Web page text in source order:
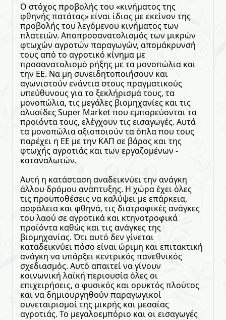
Ο στόχος προβολής του «κινήματος της
φθηνής πατάτας» είναι ίδιος με εκείνον της
προβολής του λεγόμενου κινήματος των
πλατειών. Αποπροσανατολισμός των μικρών
φτωχών αγροτών παραγωγών, απομάκρυνσή
τους από το αγροτικό κίνημα με
προσανατολισμό ρήξης με τα μονοπώλια και
την ΕΕ. Να μη συνειδητοποιήσουν και
αγωνιστούν ενάντια στους πραγματικούς
υπεύθυνους για το ξεκλήρισμά τους, τα
μονοπώλια, τις μεγάλες βιομηχανίες και τις
αλυσίδες Super Market που εμπορεύονται τα
προϊόντα τους, ελέγχουν τις εισαγωγές. Αυτά
τα μονοπώλια αξιοποιούν τα όπλα που τους
παρέχει η ΕΕ με την ΚΑΠ σε βάρος και της
φτωχής αγροτιάς και των εργαζομένων -
καταναλωτών.
Αυτή η κατάσταση αναδεικνύει την ανάγκη
άλλου δρόμου ανάπτυξης. Η χώρα έχει όλες
τις προϋποθέσεις να καλύψει με επάρκεια,
ασφάλεια και φθηνά, τις διατροφικές ανάγκες
του λαού σε αγροτικά και κτηνοτροφικά
προϊόντα καθώς και τις ανάγκες της
βιομηχανίας. Ότι αυτό δεν γίνεται
καταδεικνύει πόσο είναι ώριμη και επιτακτική
ανάγκη να υπάρξει κεντρικός πανεθνικός
σχεδιασμός. Αυτό απαιτεί να γίνουν
κοινωνική λαϊκή περιουσία όλες οι
επιχειρήσεις, ο φυσικός και ορυκτός πλούτος
και να δημιουργηθούν παραγωγικοί
συνεταιρισμοί της μικρής και μεσαίας
αγροτιάς. Το μεγαλοεμπόριο και οι εισαγωγές